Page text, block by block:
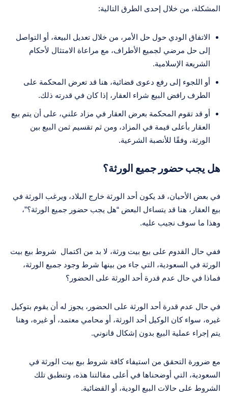
المشكلة، من خلال إحدى الطرق التالية:
الاتفاق الودي حول حل الأمر، من خلال تعديل البيعة، أو التواصل
إلى حل مرضي لجميع الأطراف، مع مراعاة الامتثال لأحكام
الشريعة الإسلامية.
أو اللجوء إلى رفع دعوى قضائية، هنا قد تعرض المحكمة على
الطرف رافض البيع شراء العقار، إذا كان في قدرته ذلك.
أو قد تقوم المحكمة بعرض العقار في مزاد علني، على أن يتم بيع
العقار بأعلى قيمة في المزاد، ومن ثم تقسيم ثمن البيع بين
الورثة، وفقًا للأنصبة الشرعية.
هل يجب حضور جميع الورثة؟
في بعض الأحيان، قد يكون أحد الورثة خارج البلاد، ويرغب الورثة في
بيع العقار، هنا قد يتساءل البعض “هل يجب حضور جميع الورثة؟”،
وهذا ما سوف نجيب عليه.
ففي حال القدوم على بيع بيت ورثة، لا بد من اكتمال شروط بيع بيت
الورثة في السعودية، التي جاء من بينها شرط وجود جميع الورثة،
فماذا في حال عدم قدرة أحد الورثة على الحضور؟
في حال عدم قدرة أحد الورثة على الحضور، يجوز له أن يقوم بتوكيل
غيره، سواء كان الوكيل أحد الورثة، أو محامي معتمد، أو غيره، وهنا
يتم إجراء عملية البيع بدون إشكال قانوني.
مع ضرورة التحقق من استيفاء كافة شروط بيع بيت الورثة في
السعودية، التي أوضحناها في أعلى مقالتنا هذه، وتنطبق تلك
الشروط على حالات البيع الودية، أو القضائية.